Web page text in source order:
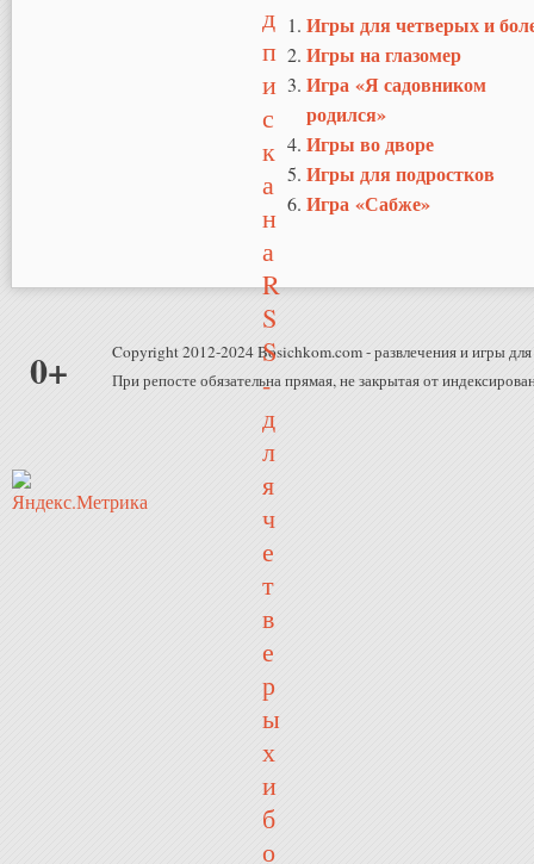
Игры для четверых и
Игры на глазомер
Игра «Я садовником
родился»
Игры во дворе
Игры для подростков
Игра «Сабже»
0+
Copyright 2012-2024 Bosichkom.com - развлечения и игры для
При репосте обязательна прямая, не закрытая от